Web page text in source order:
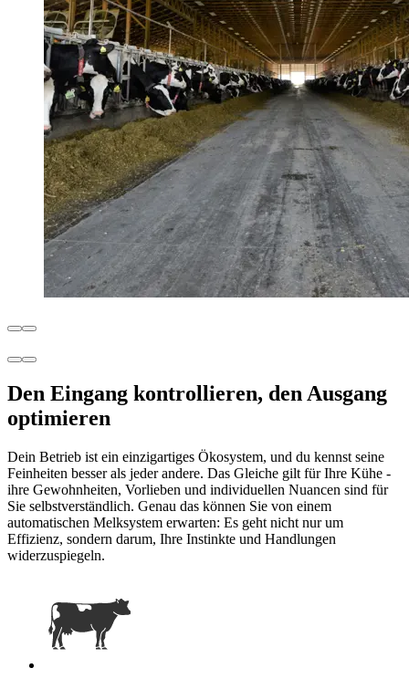
Den Eingang kontrollieren, den Ausgang
optimieren
Dein Betrieb ist ein einzigartiges Ökosystem, und du kennst seine
Feinheiten besser als jeder andere. Das Gleiche gilt für Ihre Kühe -
ihre Gewohnheiten, Vorlieben und individuellen Nuancen sind für
Sie selbstverständlich. Genau das können Sie von einem
automatischen Melksystem erwarten: Es geht nicht nur um
Effizienz, sondern darum, Ihre Instinkte und Handlungen
widerzuspiegeln.